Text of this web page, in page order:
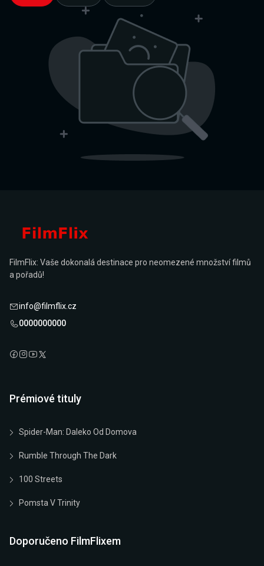
FilmFlix: Vaše dokonalá destinace pro neomezené množství filmů
a pořadů!
info@filmflix.cz
0000000000
Prémiové tituly
Spider-Man: Daleko Od Domova
Rumble Through The Dark
100 Streets
Pomsta V Trinity
Doporučeno FilmFlixem